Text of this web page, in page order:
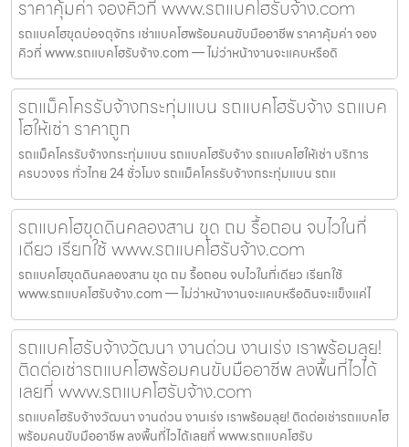
ราคาคุ้มค่า จองคิวที่ www.รถแบคโฮรับจ้าง.com
รถแบคโฮขุดบ่อจตุจักร เช่าแบคโฮพร้อมคนขับมืออาชีพ ราคาคุ้มค่า จอง
คิวที่ www.รถแบคโฮรับจ้าง.com — ไม่ว่าหน้างานจะแคบหรือดิ
รถแม็คโครรับจ้างกระทุ่มแบน รถแบคโฮรับจ้าง รถแบค
โฮให้เช่า ราคาถูก
รถแม็คโครรับจ้างกระทุ่มแบน รถแบคโฮรับจ้าง รถแบคโฮให้เช่า บริการ
ครบวงจร ทั่วไทย 24 ชั่วโมง รถแม็คโครรับจ้างกระทุ่มแบน รถแ
รถแบคโฮขุดดินคลองสาน ขุด ถม รื้อถอน จบไวในที่
เดียว เรียกใช้ www.รถแบคโฮรับจ้าง.com
รถแบคโฮขุดดินคลองสาน ขุด ถม รื้อถอน จบไวในที่เดียว เรียกใช้
www.รถแบคโฮรับจ้าง.com — ไม่ว่าหน้างานจะแคบหรือดินจะแข็งแค่ไ
รถแบคโฮรับจ้างวัฒนา งานด่วน งานเร่ง เราพร้อมลุย!
ติดต่อเช่ารถแบคโฮพร้อมคนขับมืออาชีพ ลงพื้นที่ไวได้
เลยที่ www.รถแบคโฮรับจ้าง.com
รถแบคโฮรับจ้างวัฒนา งานด่วน งานเร่ง เราพร้อมลุย! ติดต่อเช่ารถแบคโฮ
พร้อมคนขับมืออาชีพ ลงพื้นที่ไวได้เลยที่ www.รถแบคโฮรับ